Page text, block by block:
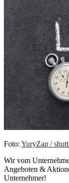
Foto: YuryZap /
Wir vom
Angeboten &
Unternehmer!